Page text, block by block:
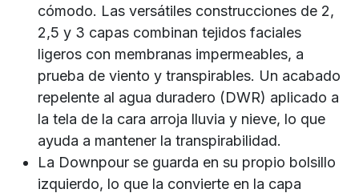
cómodo. Las versátiles construcciones de 2,
2,5 y 3 capas combinan tejidos faciales
ligeros con membranas impermeables, a
prueba de viento y transpirables. Un acabado
repelente al agua duradero (DWR) aplicado a
la tela de la cara arroja lluvia y nieve, lo que
ayuda a mantener la transpirabilidad.
La Downpour se guarda en su propio bolsillo
izquierdo, lo que la convierte en la capa